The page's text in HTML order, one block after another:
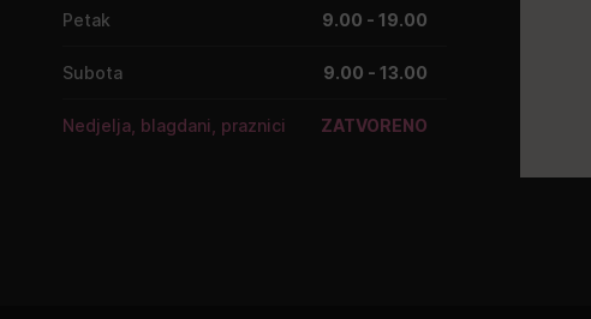
Petak 9.00 - 19.00
Subota 9.00 - 13.00
Nedjelja, blagdani, praznici ZATVORENO